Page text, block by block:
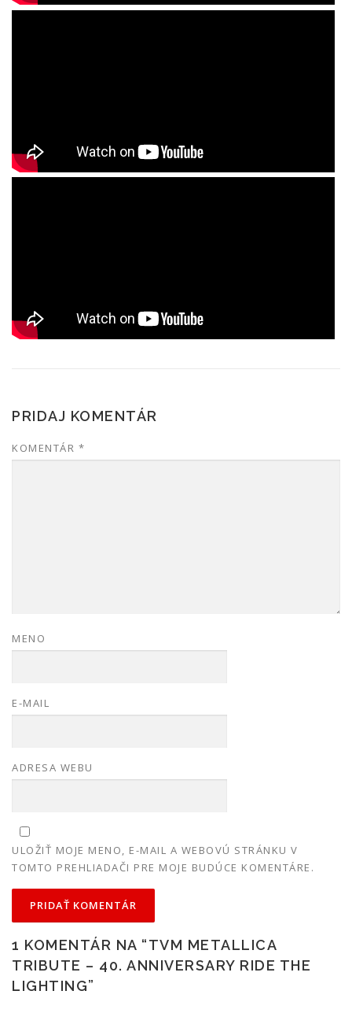
PRIDAJ KOMENTÁR
KOMENTÁR *
MENO
E-MAIL
ADRESA WEBU
ULOŽIŤ MOJE MENO, E-MAIL A WEBOVÚ STRÁNKU V
TOMTO PREHLIADAČI PRE MOJE BUDÚCE KOMENTÁRE.
1 KOMENTÁR NA “TVM METALLICA
TRIBUTE – 40. ANNIVERSARY RIDE THE
LIGHTING”